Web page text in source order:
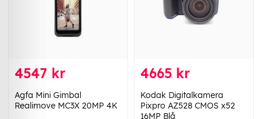
4547 kr
Agfa Mini Gimbal
Realimove MC3X 20MP 4K
4665 kr
Kodak Digitalkamera
Pixpro AZ528 CMOS x52
16MP Blå